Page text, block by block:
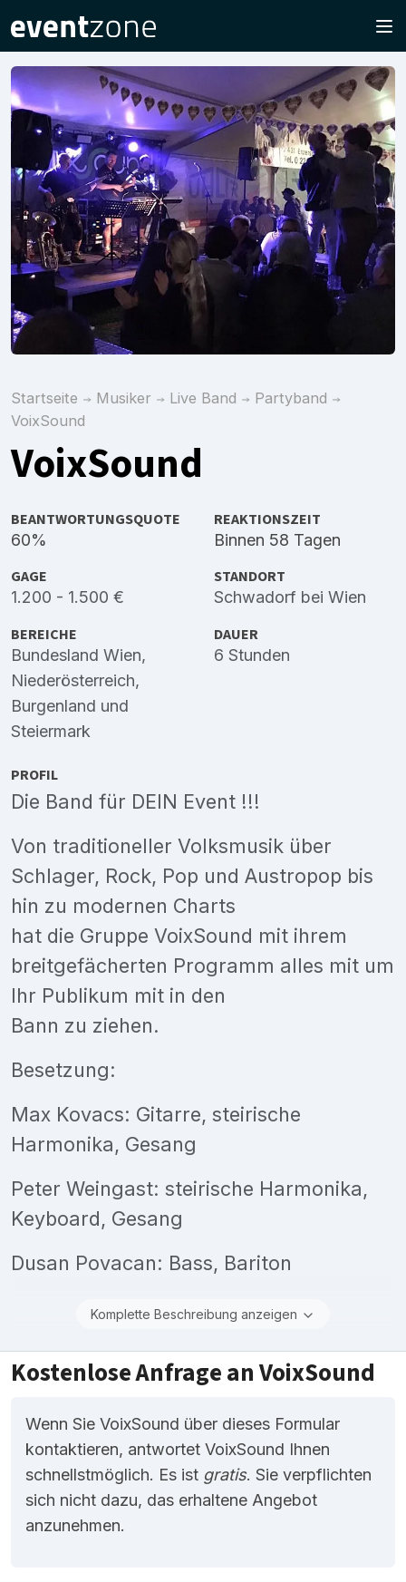
Startseite Musiker Live Band
Partyband
VoixSound
VoixSound
BEANTWORTUNGSQUOTE
60%
REAKTIONSZEIT
Binnen 58 Tagen
GAGE
1.200 - 1.500 €
STANDORT
Schwadorf bei Wien
BEREICHE
Bundesland Wien,
Niederösterreich,
Burgenland und
Steiermark
DAUER
6 Stunden
PROFIL
Die Band für DEIN Event !!!
Von traditioneller Volksmusik über
Schlager, Rock, Pop und Austropop bis
hin zu modernen Charts
hat die Gruppe VoixSound mit ihrem
breitgefächerten Programm alles mit um
Ihr Publikum mit in den
Bann zu ziehen.
Besetzung:
Max Kovacs: Gitarre, steirische
Harmonika, Gesang
Peter Weingast: steirische Harmonika,
Keyboard, Gesang
Dusan Povacan: Bass, Bariton
Komplette Beschreibung anzeigen
Kostenlose Anfrage an VoixSound
Wenn Sie VoixSound über dieses Formular
kontaktieren, antwortet VoixSound Ihnen
schnellstmöglich. Es ist gratis. Sie verpflichten
sich nicht dazu, das erhaltene Angebot
anzunehmen.